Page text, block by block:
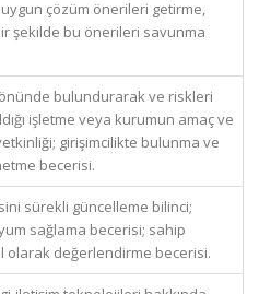
çözüm önerileri getirme,
şekilde bu önerileri savunma
bulundurarak ve riskleri
işletme veya kurumun amaç ve
girişimcilikte bulunma ve
becerisi.
sürekli güncelleme bilinci;
sağlama becerisi; sahip
olarak değerlendirme becerisi.